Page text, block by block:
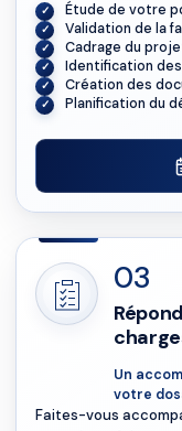
Étude de votre
Validation de la
Cadrage du
Identification
Création des
Planification du
03
Un
votre
Faites-vous